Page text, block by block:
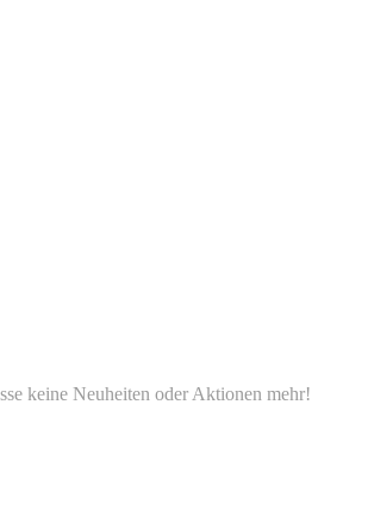
keine Neuheiten oder Aktionen mehr!